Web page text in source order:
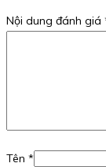
Nội dung đánh giá
Tên *